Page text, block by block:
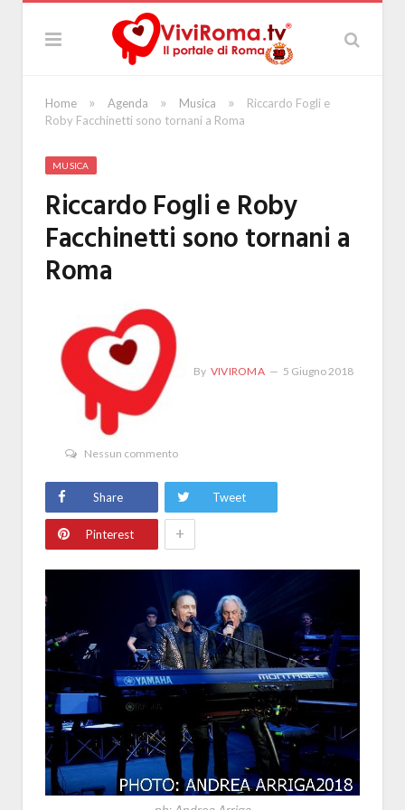
Home » Agenda » Musica »
Riccardo Fogli e
Roby Facchinetti sono tornani a Roma
MUSICA
Riccardo Fogli e Roby
Facchinetti sono tornani a
Roma
By VIVIROMA 5 Giugno 2018
Nessun commento
Share Tweet
Pinterest +